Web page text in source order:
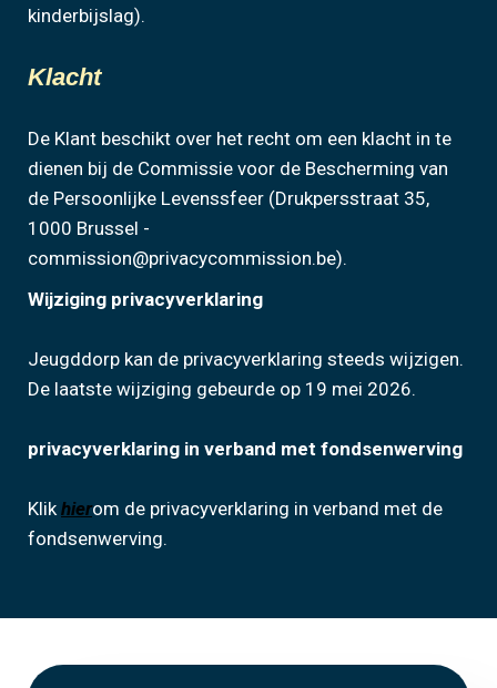
kinderbijslag).
Klacht
De Klant beschikt over het recht om een klacht in te
dienen bij de Commissie voor de Bescherming van
de Persoonlijke Levenssfeer (Drukpersstraat 35,
1000 Brussel -
commission@privacycommission.be).
Wijziging privacyverklaring
Jeugddorp kan de privacyverklaring steeds wijzigen.
De laatste wijziging gebeurde op 19 mei 2026.
privacyverklaring in verband met fondsenwerving
Klikhierom de privacyverklaring in verband met de
fondsenwerving.